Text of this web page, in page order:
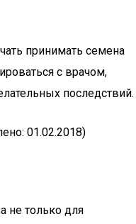
принимать семена
с врачом,
последствий.
01.02.2018)
не только для